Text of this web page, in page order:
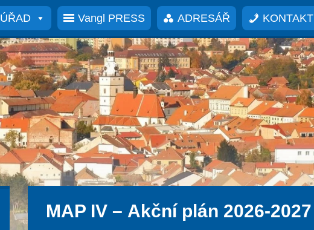
ÚŘAD Vangl PRESS ADRESÁŘ KONTAKT
MAP IV – Akční plán 2026-2027